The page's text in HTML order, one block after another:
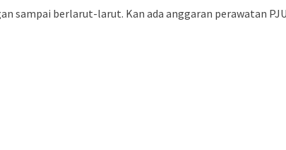
sampai berlarut-larut. Kan ada anggaran perawatan